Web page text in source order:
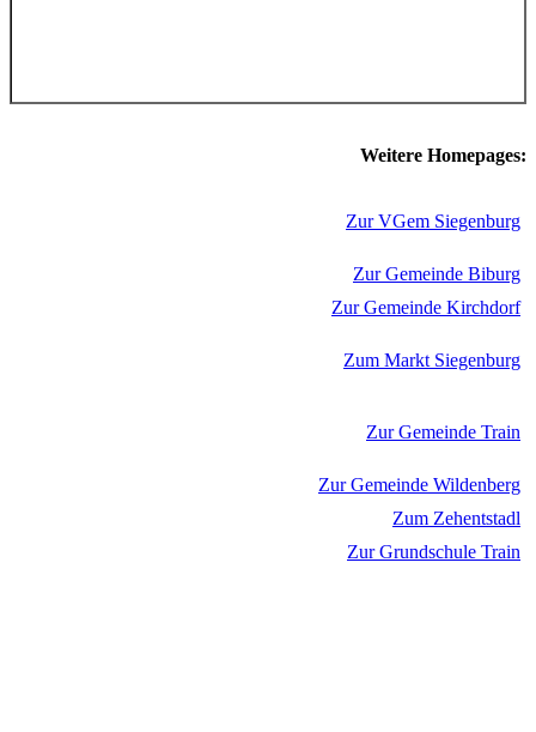
Weitere Homepages:
Zur VGem Siegenburg
Zur Gemeinde Biburg
Zur Gemeinde Kirchdorf
Zum Markt Siegenburg
Zur Gemeinde Train
Zur Gemeinde Wildenberg
Zum Zehentstadl
Zur Grundschule Train